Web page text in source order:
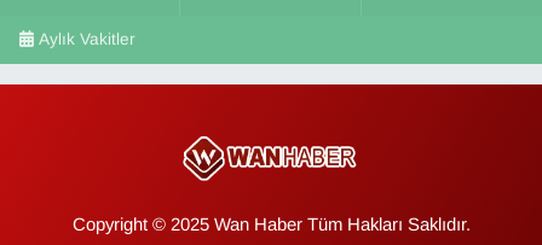
Aylık Vakitler
Copyright © 2025 Wan Haber Tüm Hakları Saklıdır.